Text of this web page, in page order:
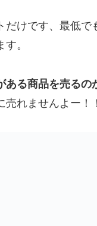
だけです、最低で
。
ある商品を売るの
れませんよー！！